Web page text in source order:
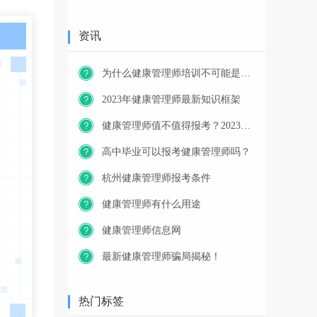
资讯
2023年健康管理师最新知识框架
高中毕业可以报考健康管理师吗？
杭州健康管理师报考条件
健康管理师有什么用途
健康管理师信息网
最新健康管理师骗局揭秘！
热门标签